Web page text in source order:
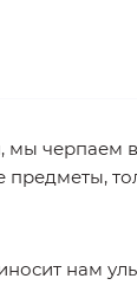
мы черпаем
нам